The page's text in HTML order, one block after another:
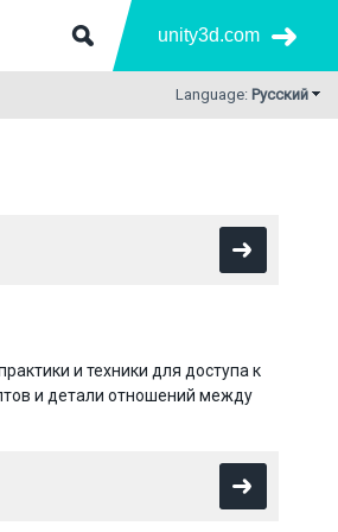
unity3d.com
Language: Русский
и техники для доступа к
и детали отношений между